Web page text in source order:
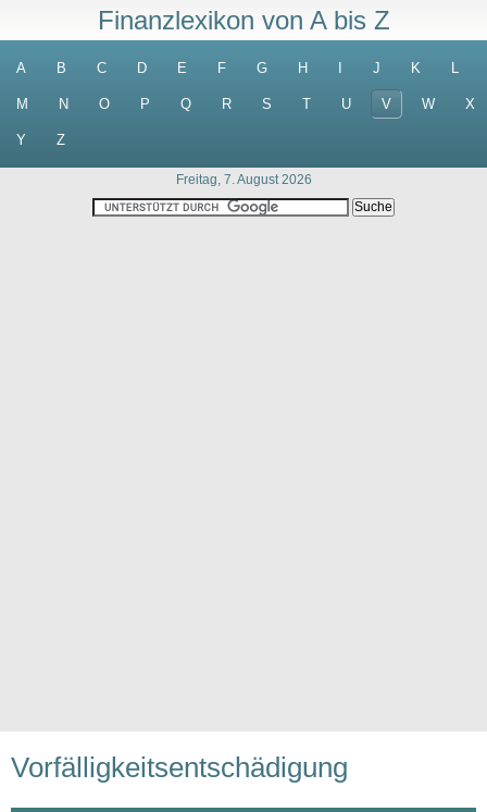
Finanzlexikon von A bis Z
A B C D E F G H J K L
M N O P Q R S T U V W X
Y Z
Freitag, 7. August 2026
Vorfälligkeitsentschädigung